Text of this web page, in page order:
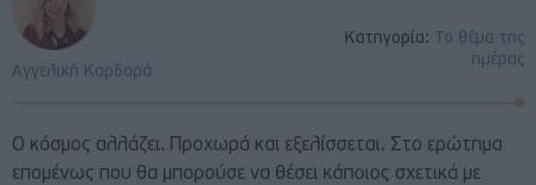
Κατηγορία: Το θέμα της
ημέρας
Αγγελική Καρδαρά
Ο κόσμος αλλάζει. Προχωρά και εξελίσσεται. Στο ερώτημα
επομένως που θα μπορούσε να θέσει κάποιος σχετικά με